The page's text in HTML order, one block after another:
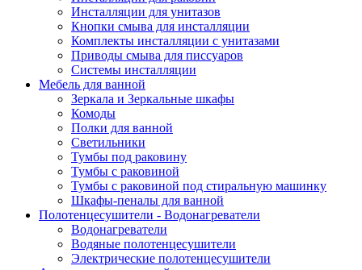
Инсталляции для унитазов
Кнопки смыва для инсталляции
Комплекты инсталляции с унитазами
Приводы смыва для писсуаров
Системы инсталляции
Мебель для ванной
Зеркала и Зеркальные шкафы
Комоды
Полки для ванной
Светильники
Тумбы под раковину
Тумбы с раковиной
Тумбы с раковиной под стиральную машинку
Шкафы-пеналы для ванной
Полотенцесушители - Водонагреватели
Водонагреватели
Водяные полотенцесушители
Электрические полотенцесушители